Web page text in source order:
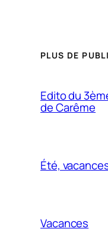
PLUS DE
Edito du
de Carême
Été,
Vacances